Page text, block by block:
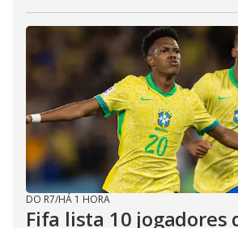
DO R7/HÁ 1 HORA
Fifa lista 10 jogadores